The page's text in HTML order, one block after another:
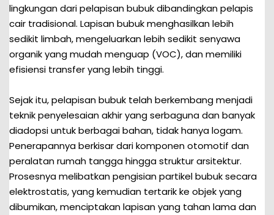
lingkungan dari pelapisan bubuk dibandingkan pelapis
cair tradisional. Lapisan bubuk menghasilkan lebih
sedikit limbah, mengeluarkan lebih sedikit senyawa
organik yang mudah menguap (VOC), dan memiliki
efisiensi transfer yang lebih tinggi.
Sejak itu, pelapisan bubuk telah berkembang menjadi
teknik penyelesaian akhir yang serbaguna dan banyak
diadopsi untuk berbagai bahan, tidak hanya logam.
Penerapannya berkisar dari komponen otomotif dan
peralatan rumah tangga hingga struktur arsitektur.
Prosesnya melibatkan pengisian partikel bubuk secara
elektrostatis, yang kemudian tertarik ke objek yang
dibumikan, menciptakan lapisan yang tahan lama dan